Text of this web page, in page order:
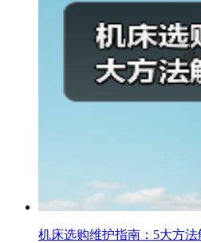
机床选购维护指南：5大方